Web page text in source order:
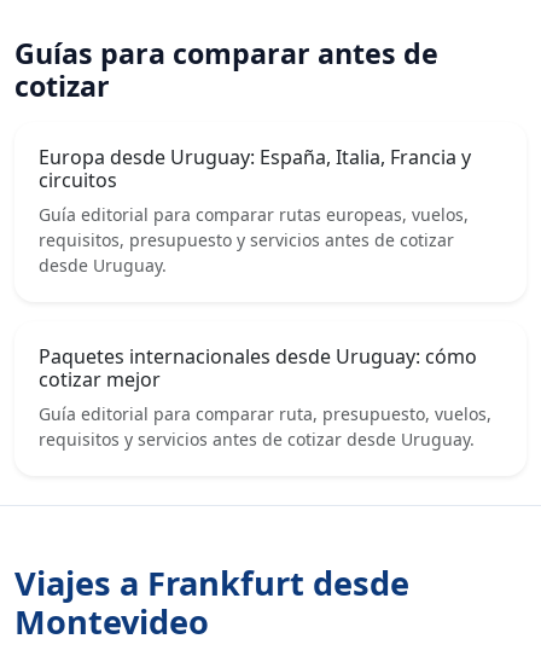
Guías para comparar antes de
cotizar
Europa desde Uruguay: España, Italia, Francia y
circuitos
Guía editorial para comparar rutas europeas, vuelos,
requisitos, presupuesto y servicios antes de cotizar
desde Uruguay.
Paquetes internacionales desde Uruguay: cómo
cotizar mejor
Guía editorial para comparar ruta, presupuesto, vuelos,
requisitos y servicios antes de cotizar desde Uruguay.
Viajes a Frankfurt desde
Montevideo